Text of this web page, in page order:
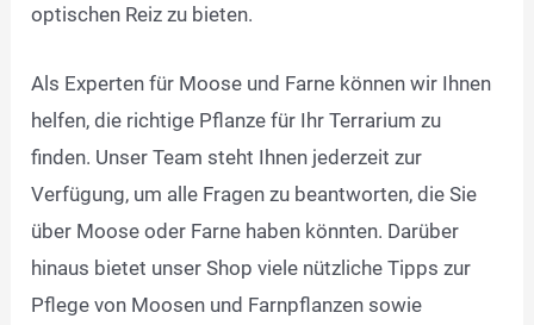
optischen Reiz zu bieten.
Als Experten für Moose und Farne können wir Ihnen
helfen, die richtige Pflanze für Ihr Terrarium zu
finden. Unser Team steht Ihnen jederzeit zur
Verfügung, um alle Fragen zu beantworten, die Sie
über Moose oder Farne haben könnten. Darüber
hinaus bietet unser Shop viele nützliche Tipps zur
Pflege von Moosen und Farnpflanzen sowie